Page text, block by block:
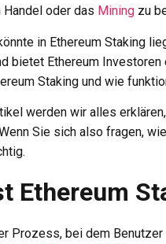
oder das Mining zu
in Ethereum Staking
bietet Ethereum
Staking und wie
werden wir alles
Sie sich also fragen,
Ethereum
Prozess, bei dem Benutzer